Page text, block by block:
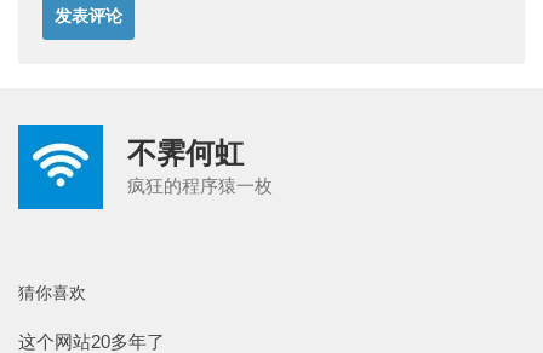
不霁何虹
疯狂的程序猿一枚
猜你喜欢
这个网站20多年了